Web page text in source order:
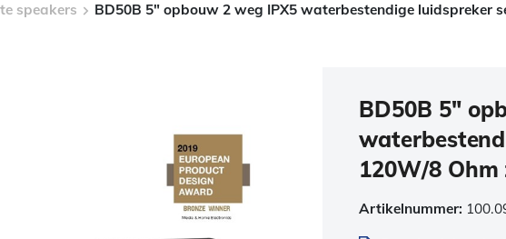
speakers BD50B 5″ opbouw 2 weg IPX5 waterbestendige luidspreker
BD50B 5″
120W/8
Artikelnummer: